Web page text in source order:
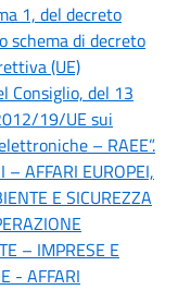
1, del decreto
schema di decreto
(UE)
Consiglio, del 13
19/UE sui
– RAEE”.
– AFFARI EUROPEI,
E SICUREZZA
– IMPRESE E
- AFFARI